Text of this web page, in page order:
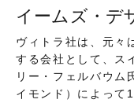
イームズ・デ
ヴィトラ社は、元々
する会社として、ス
リー・フェルバウム
イモンド）によって